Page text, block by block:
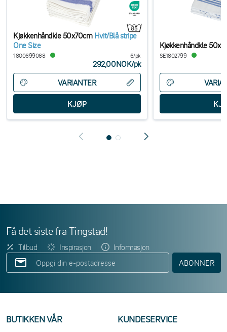
Kjøkkenhåndkle 50x70cm Hvit/Blå stripe
One Size
1800699068 6/pk
292,00NOK/pk
VARIANTER
Kjøkkenhåndkle
SE1802799
Få det siste fra Tingstad!
Tilbud Inspirasjon
Informasjon
ABONNER
BUTIKKEN VÅR
KUNDESERVICE